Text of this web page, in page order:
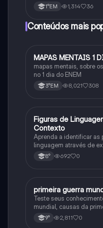
1°EM 1,314 36
Conteúdos mais
Português
MAPAS MENTAIS 1
mapas mentais, sobre
no 1 dia do ENEM
3°EM 8,021 308
FPortuguês
Figuras de
Contexto
Aprenda a identificar as
linguagem através de
8° 692 0
História
primeira guerra
Teste seus
mundial, causas da
consequências da
primeira guerra mundial
9° 2,811 0